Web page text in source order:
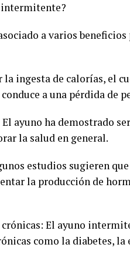
intermitente?
a varios beneficios
ingesta de calorías, el
a una pérdida de
ayuno ha demostrado
la salud en general.
estudios sugieren
la producción de
crónicas: El ayuno
como la diabetes, la